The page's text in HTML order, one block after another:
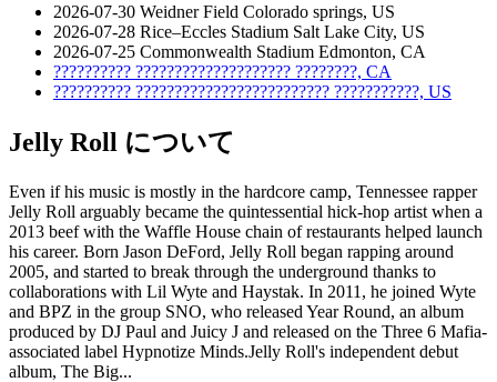
2026-07-30 Weidner Field Colorado springs, US
2026-07-28 Rice–Eccles Stadium Salt Lake City, US
2026-07-25 Commonwealth Stadium Edmonton, CA
?????????? ???????????????????? ????????, CA
?????????? ????????????????????????? ???????????, US
Jelly Roll について
Even if his music is mostly in the hardcore camp, Tennessee rapper
Jelly Roll arguably became the quintessential hick-hop artist when a
2013 beef with the Waffle House chain of restaurants helped launch
his career. Born Jason DeFord, Jelly Roll began rapping around
2005, and started to break through the underground thanks to
collaborations with Lil Wyte and Haystak. In 2011, he joined Wyte
and BPZ in the group SNO, who released Year Round, an album
produced by DJ Paul and Juicy J and released on the Three 6 Mafia-
associated label Hypnotize Minds.Jelly Roll's independent debut
album, The Big...